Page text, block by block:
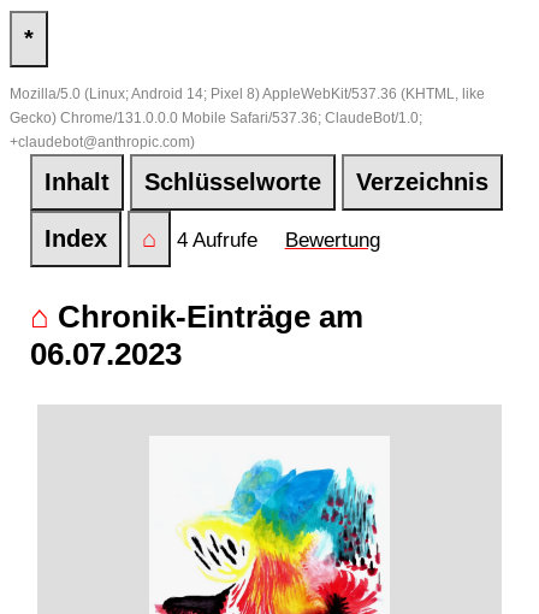
*
Mozilla/5.0 (Linux; Android 14; Pixel 8) AppleWebKit/537.36 (KHTML, like
Gecko) Chrome/131.0.0.0 Mobile Safari/537.36; ClaudeBot/1.0;
+claudebot@anthropic.com)
Inhalt Schlüsselworte Verzeichnis
Index ⌂ 4 Aufrufe Bewertung
⌂ Chronik-Einträge am
06.07.2023